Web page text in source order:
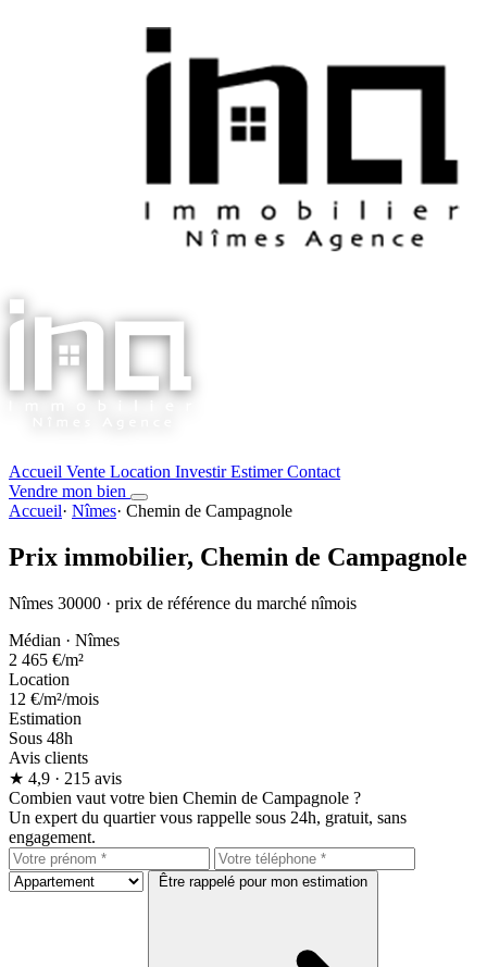
Accueil Vente Location InvestirEstimerContact
Vendre mon bien
Accueil· Nîmes· Chemin de Campagnole
Prix immobilier, Chemin de Campagnole
Nîmes 30000 · prix de référence du marché nîmois
Médian · Nîmes
2 465 €/m²
Location
12 €/m²/mois
Estimation
Sous 48h
Avis clients
★ 4,9 · 215 avis
Combien vaut votre bien Chemin de Campagnole ?
Un expert du quartier vous rappelle sous 24h, gratuit, sans
engagement.
Être rappelé pour mon estimation